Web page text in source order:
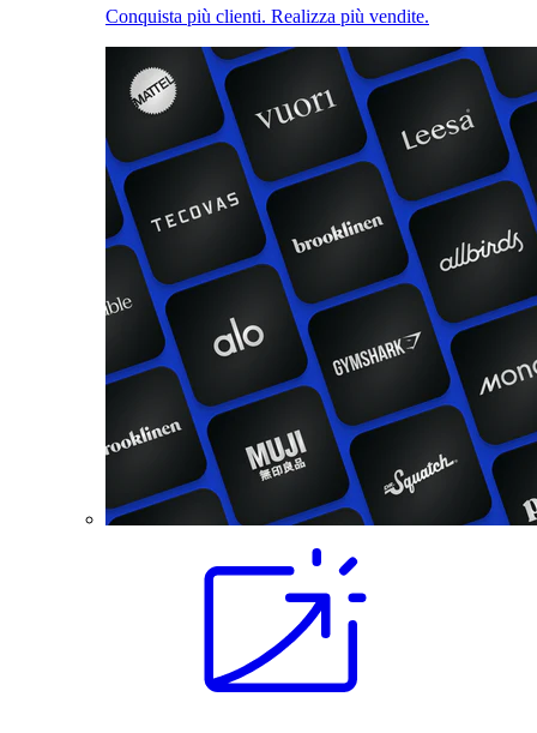
Conquista più clienti. Realizza più vendite.